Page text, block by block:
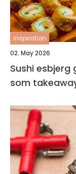
inspiration
02. May 2026
Sushi esbjerg guide til god sushi i centrum og
som